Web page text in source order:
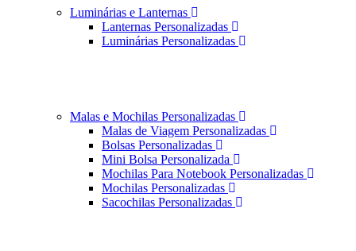
Luminárias e Lanternas
Lanternas Personalizadas
Luminárias Personalizadas
Malas e Mochilas Personalizadas
Malas de Viagem Personalizadas
Bolsas Personalizadas
Mini Bolsa Personalizada
Mochilas Para Notebook Personalizadas
Mochilas Personalizadas
Sacochilas Personalizadas